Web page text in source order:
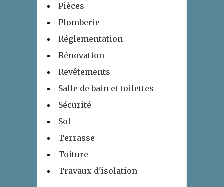
Pièces
Plomberie
Réglementation
Rénovation
Revêtements
Salle de bain et toilettes
Sécurité
Sol
Terrasse
Toiture
Travaux d'isolation